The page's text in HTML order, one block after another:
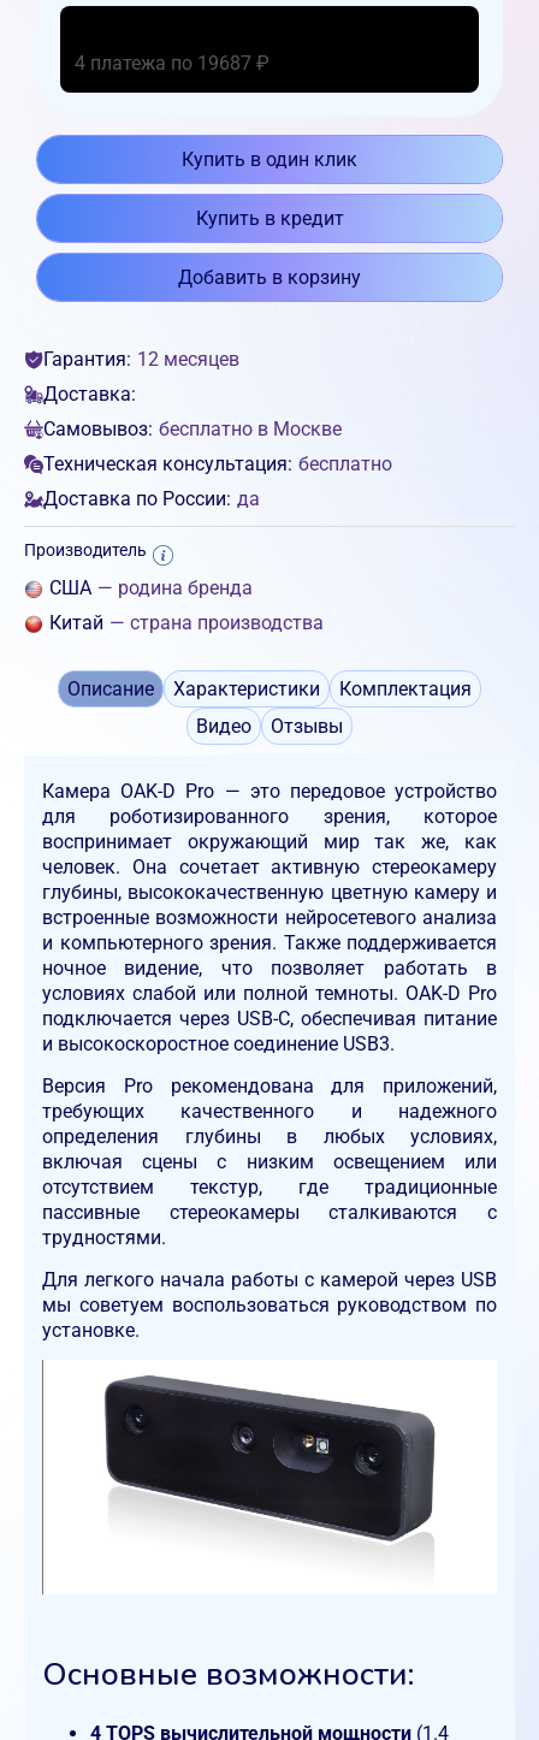
4 платежа по 19687 ₽
Купить в один клик
Купить в кредит
Добавить в корзину
Гарантия: 12 месяцев
Доставка:
Самовывоз: бесплатно в Москве
Техническая консультация: бесплатно
Доставка по России: да
Производитель
США — родина бренда
Китай — страна производства
Описание Характеристики
Комплектация
Видео
Отзывы
Камера OAK-D Pro — это передовое устройство
для роботизированного зрения, которое
воспринимает окружающий мир так же, как
человек. Она сочетает активную стереокамеру
глубины, высококачественную цветную камеру и
встроенные возможности нейросетевого анализа
и компьютерного зрения. Также поддерживается
ночное видение, что позволяет работать в
условиях слабой или полной темноты. OAK-D Pro
подключается через USB-C, обеспечивая питание
и высокоскоростное соединение USB3.
Версия Pro рекомендована для приложений,
требующих качественного и надежного
определения глубины в любых условиях,
включая сцены с низким освещением или
отсутствием текстур, где традиционные
пассивные стереокамеры сталкиваются с
трудностями.
Для легкого начала работы с камерой через USB
мы советуем воспользоваться руководством по
установке.
Основные возможности:
4 TOPS вычислительной мощности (1.4